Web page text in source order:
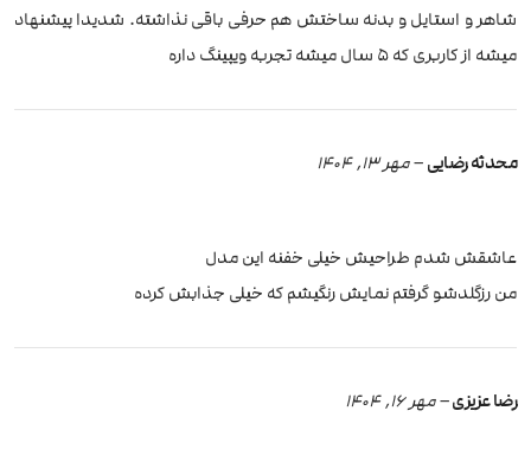
شاهر و استایل و بدنه ساختش هم حرفی باقی نذاشته. شدیدا پیشنهاد
میشه از کاربری که ۵ سال میشه تجربه ویپینگ داره
محدثه رضایی– مهر 13, 1404
عاشقش شدم طراحیش خیلی خفنه این مدل
من رزگلدشو گرفتم نمایش رنگیشم که خیلی جذابش کرده
رضا عزیزی– مهر 16, 1404